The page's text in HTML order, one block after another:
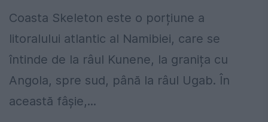
Coasta Skeleton este o porțiune a
litoralului atlantic al Namibiei, care se
întinde de la râul Kunene, la granița cu
Angola, spre sud, până la râul Ugab. În
această fâșie,...